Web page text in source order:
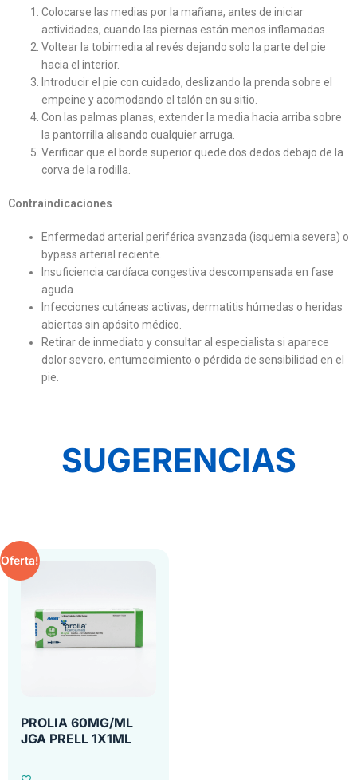
Colocarse las medias por la mañana, antes de iniciar
actividades, cuando las piernas están menos inflamadas.
Voltear la tobimedia al revés dejando solo la parte del pie
hacia el interior.
Introducir el pie con cuidado, deslizando la prenda sobre el
empeine y acomodando el talón en su sitio.
Con las palmas planas, extender la media hacia arriba sobre
la pantorrilla alisando cualquier arruga.
Verificar que el borde superior quede dos dedos debajo de la
corva de la rodilla.
Contraindicaciones
Enfermedad arterial periférica avanzada (isquemia severa) o
bypass arterial reciente.
Insuficiencia cardíaca congestiva descompensada en fase
aguda.
Infecciones cutáneas activas, dermatitis húmedas o heridas
abiertas sin apósito médico.
Retirar de inmediato y consultar al especialista si aparece
dolor severo, entumecimiento o pérdida de sensibilidad en el
pie.
SUGERENCIAS
Oferta!
PROLIA 60MG/ML
JGA PRELL 1X1ML